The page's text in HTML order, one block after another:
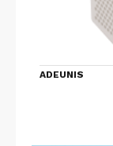
ADEUNIS